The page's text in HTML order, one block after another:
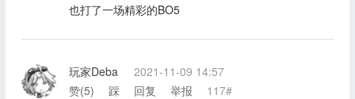
也打了一场精彩的BO5
玩家Deba
2021-11-09 14:57
赞(5) 踩 回复 举报 117#